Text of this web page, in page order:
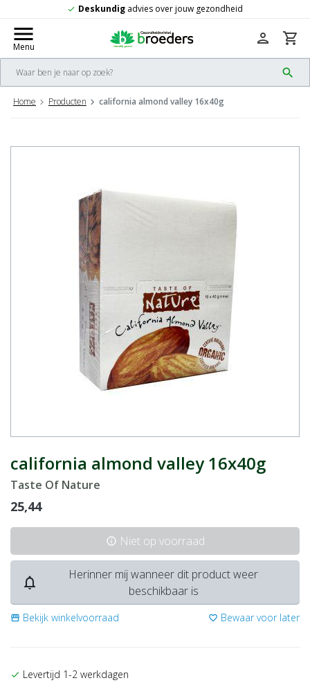
advies over jouw gezondheid
menu
Menu
search
person shopping_cart
Home Producten california almond valley 16x40g
california almond valley 16x40g
Taste Of Nature
25,44
info Niet op voorraad
notifications_none
Herinner mij wanneer dit product weer
beschikbaar is
storefront Bekijk winkelvoorraad favorite_border Bewaar voor later
check Levertijd 1-2 werkdagen